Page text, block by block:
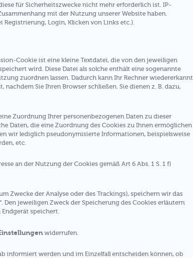
für Sicherheitszwecke nicht mehr erforderlich ist. IP-
mit der Nutzung unserer Website haben.
Registrierung, Login, Klicken von Links etc.).
Cookie ist eine kleine Textdatei, die von den jeweiligen
wird. Diese Datei als solche enthält eine sogenannte
zuordnen lassen. Dadurch kann Ihr Rechner wiedererkannt
Sie Ihren Browser schließen. Sie dienen z. B. dazu,
Zuordnung Ihrer personenbezogenen Daten zu dieser
Daten, die eine Zuordnung des Cookies zu Ihnen ermöglichen
wir lediglich pseudonymisierte Informationen, beispielsweise
etc.
an der Nutzung der Cookies gemäß Art 6 Abs. 1 S. 1 f)
Zwecke der Analyse oder des Trackings), speichern wir das
jeweiligen Zweck der Speicherung des Cookies erläutern
speichert.
widerrufen.
informiert werden und im Einzelfall entscheiden können, ob